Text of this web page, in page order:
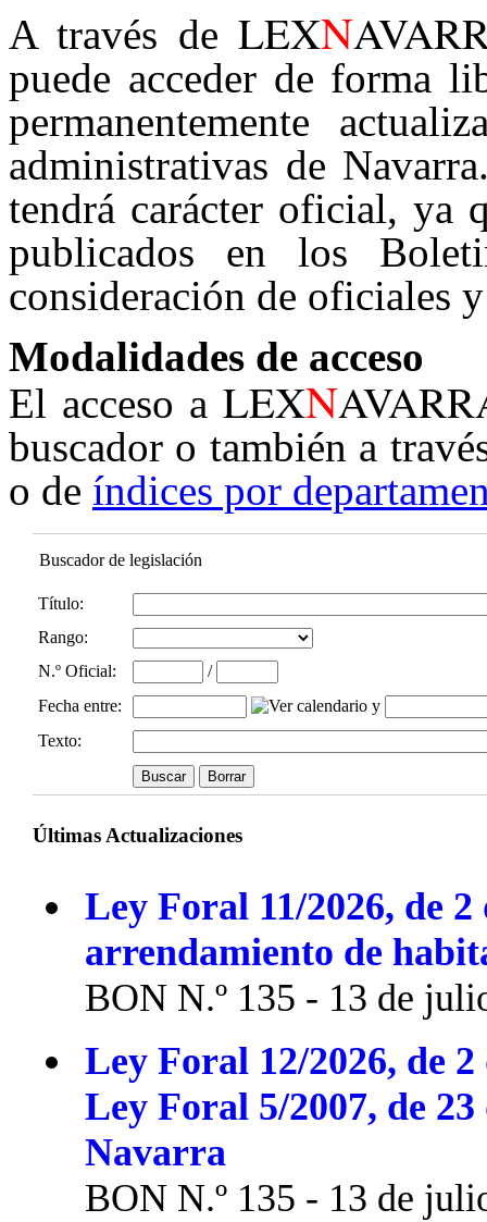
A través de LEXN
puede acceder de forma
permanentemente
administrativas de
tendrá carácter oficial, ya
publicados en los
consideración de oficiales
Modalidades de acceso
El acceso aLEXN
buscador o también a
o de índices por
Buscador de legislación
Título:
Rango:
N.º Oficial:
/
Fecha entre:
y
Texto:
Últimas Actualizaciones
Ley Foral 11/2026, de
arrendamiento de
BON N.º 135 - 13 de
Ley Foral 12/2026, de
Ley Foral 5/2007, de
Navarra
BON N.º 135 - 13 de